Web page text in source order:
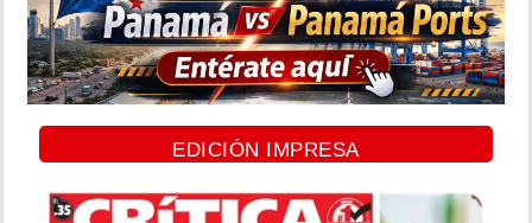
EDICIÓN IMPRESA